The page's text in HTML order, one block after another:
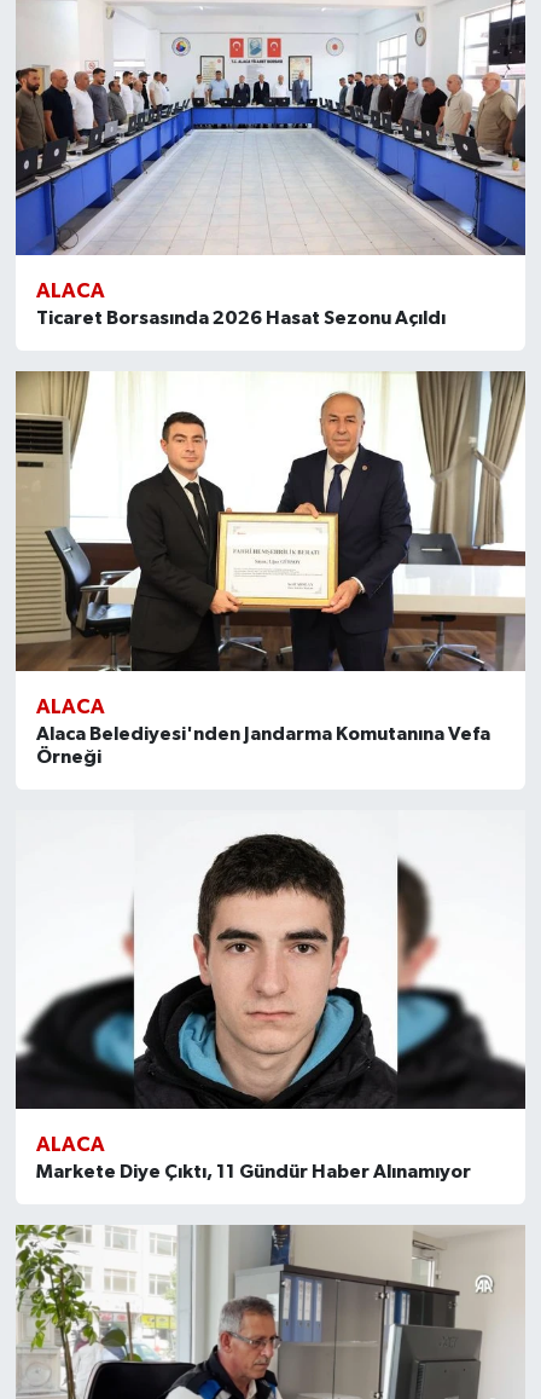
ALACA
Ticaret Borsasında 2026 Hasat Sezonu Açıldı
ALACA
Alaca Belediyesi'nden Jandarma Komutanına Vefa
Örneği
ALACA
Markete Diye Çıktı, 11 Gündür Haber Alınamıyor